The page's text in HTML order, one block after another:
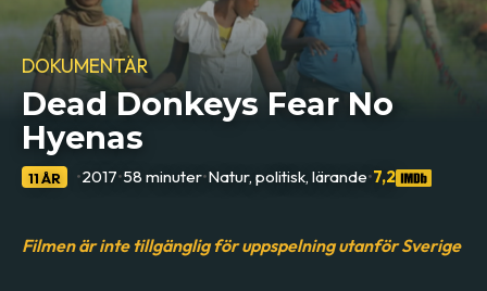
DOKUMENTÄR
Dead Donkeys Fear No
Hyenas
11 ÅR •2017•58 minuter•Natur, politisk, lärande•7,2
Filmen är inte tillgänglig för uppspelning utanför Sverige